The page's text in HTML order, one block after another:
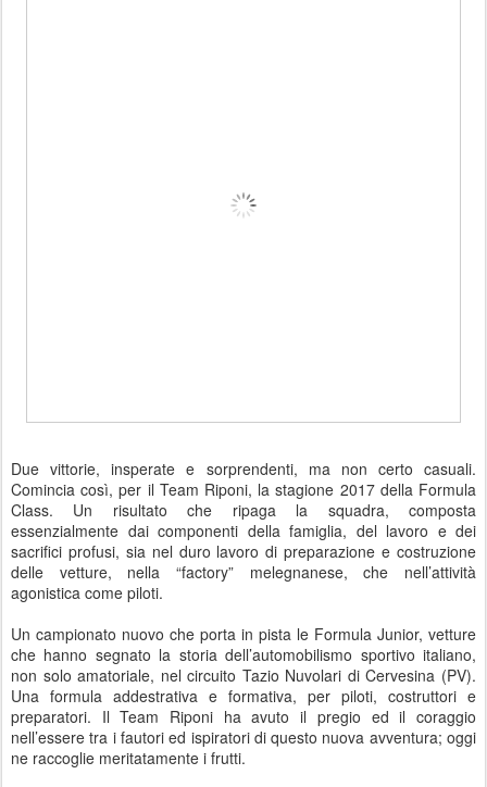
Due vittorie, insperate e sorprendenti, ma non certo casuali.
Comincia così, per il Team Riponi, la stagione 2017 della Formula
Class. Un risultato che ripaga la squadra, composta
essenzialmente dai componenti della famiglia, del lavoro e dei
sacrifici profusi, sia nel duro lavoro di preparazione e costruzione
delle vetture, nella “factory” melegnanese, che nell’attività
agonistica come piloti.
Un campionato nuovo che porta in pista le Formula Junior, vetture
che hanno segnato la storia dell’automobilismo sportivo italiano,
non solo amatoriale, nel circuito Tazio Nuvolari di Cervesina (PV).
Una formula addestrativa e formativa, per piloti, costruttori e
preparatori. Il Team Riponi ha avuto il pregio ed il coraggio
nell’essere tra i fautori ed ispiratori di questo nuova avventura; oggi
ne raccoglie meritatamente i frutti.